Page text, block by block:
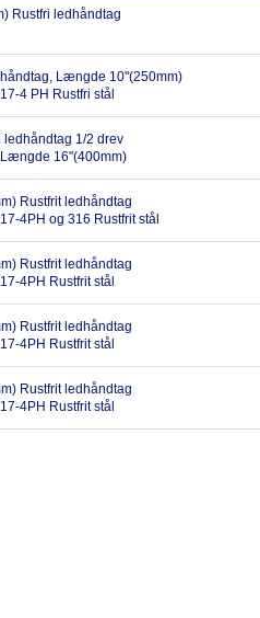
Rustfri ledhåndtag
Længde 10"(250mm)
4 PH Rustfri stål
ledhåndtag 1/2 drev
Længde 16"(400mm)
Rustfrit ledhåndtag
4PH og 316 Rustfrit stål
Rustfrit ledhåndtag
4PH Rustfrit stål
Rustfrit ledhåndtag
4PH Rustfrit stål
Rustfrit ledhåndtag
4PH Rustfrit stål